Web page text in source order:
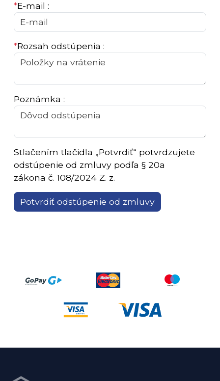
*E-mail :
*Rozsah odstúpenia :
Poznámka :
Stlačením tlačidla „Potvrdiť“ potvrdzujete
odstúpenie od zmluvy podľa § 20a
zákona č. 108/2024 Z. z.
Potvrdiť odstúpenie od zmluvy